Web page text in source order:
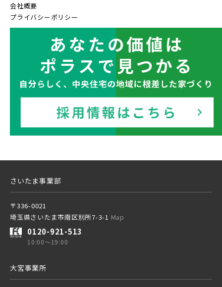
JR中央・総武線 [各駅停車]
JR総武線 [快速]
JR京葉線
JR成田線 [我孫子～成田]
JR中央線
地図内の物件アイコンを
クリックすると
このカコミに
物件概要が表示されます
千葉県千葉市美浜区 千葉県船橋市
会社概要
プライバシーポリシー
さいたま事業部
〒336-0021
埼玉県さいたま市南区別所7-3-1 Map
0120-921-513
10:00～19:00
大宮事業所